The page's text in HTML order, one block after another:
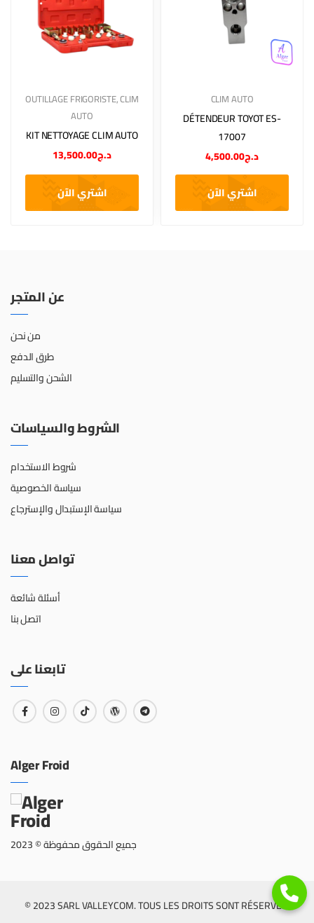
OUTILLAGE FRIGORISTE,CLIM
AUTO
KIT NETTOYAGE CLIM AUTO
د.ج13,500.00
اشتري الآن
CLIM AUTO
DÉTENDEUR TOYOT ES-
17007
د.ج4,500.00
اشتري الآن
عن المتجر
من نحن
طرق الدفع
الشحن والتسليم
الشروط والسياسات
شروط الاستخدام
سياسة الخصوصية
سياسة الإستبدال والإسترجاع
تواصل معنا
أسئلة شائعة
اتصل بنا
تابعنا على
Alger Froid
جميع الحقوق محفوظة © 2023
© 2023 SARL VALLEYCOM. TOUS LES DROITS SONT RÉSERVÉS.